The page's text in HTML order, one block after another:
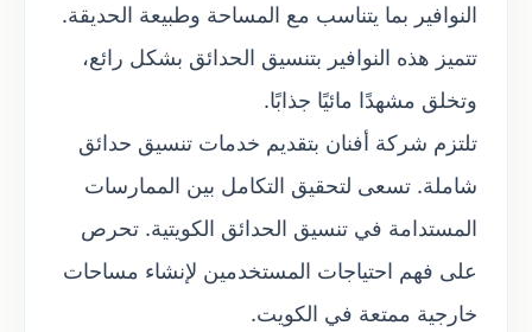
النوافير بما يتناسب مع المساحة وطبيعة الحديقة.
تتميز هذه النوافير بتنسيق الحدائق بشكل رائع،
وتخلق مشهدًا مائيًا جذابًا.
تلتزم شركة أفنان بتقديم خدمات تنسيق حدائق
شاملة. تسعى لتحقيق التكامل بين الممارسات
المستدامة في تنسيق الحدائق الكويتية. تحرص
على فهم احتياجات المستخدمين لإنشاء مساحات
خارجية ممتعة في الكويت.